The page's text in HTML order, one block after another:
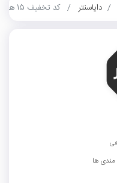
دایاسنتر کد تخفیف 15 هزار تومانی دایاسنتر
مندی ها